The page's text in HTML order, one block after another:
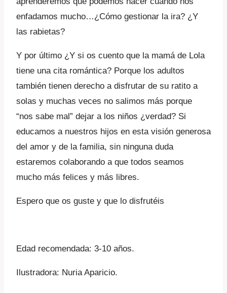
enfadamos mucho…¿Cómo gestionar la ira? ¿Y
las rabietas?
Y por último ¿Y si os cuento que la mamá de Lola
tiene una cita romántica? Porque los adultos
también tienen derecho a disfrutar de su ratito a
solas y muchas veces no salimos más porque
“nos sabe mal” dejar a los niños ¿verdad? Si
educamos a nuestros hijos en esta visión generosa
del amor y de la familia, sin ninguna duda
estaremos colaborando a que todos seamos
mucho más felices y más libres.
Espero que os guste y que lo disfrutéis
Edad recomendada: 3-10 años.
Ilustradora: Nuria Aparicio.